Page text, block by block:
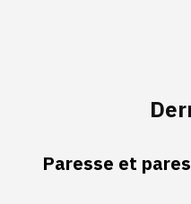
Paresse et